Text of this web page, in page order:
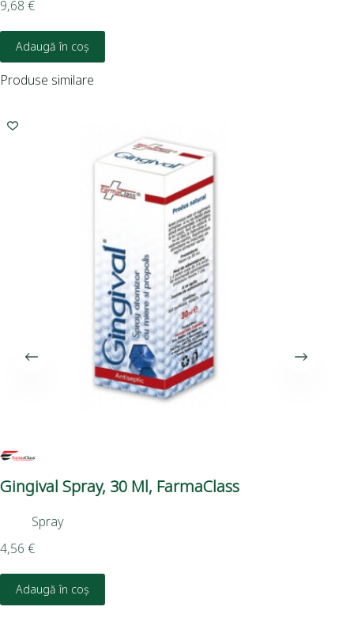
9,68 €
Adaugă în coș
Produse similare
Gingival Spray, 30 Ml, FarmaClass
Spray
4,56 €
Adaugă în coș